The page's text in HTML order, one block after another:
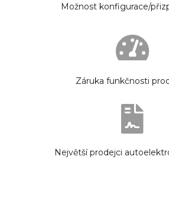
Možnost konfigurace/
Záruka funkčnosti
Největší prodejci